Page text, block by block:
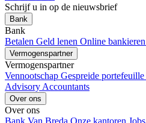
Schrijf u in op de nieuwsbrief
Bank
Bank
Betalen Geld lenen Online bankieren
Vermogenspartner
Vermogenspartner
Vennootschap Gespreide portefeuille
Advisory Accountants
Over ons
Over ons
Bank Van Breda Onze kantoren Jobs